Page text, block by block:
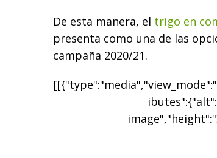
De esta manera, el trigo en
presenta como una de las
campaña 2020/21.